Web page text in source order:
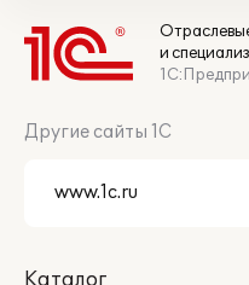
и
Другие сайты 1С
Каталог